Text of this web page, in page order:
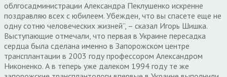
облгосадминистрации Александра Пеклушенко искренне
поздравляю всех с юбилеем. Убежден, что вы спасете еще не
одну сотню человеческих жизней”, – сказал Игорь Шишка.
Выступающие отмечали, что первая в Украине пересадка
сердца была сделана именно в Запорожском центре
трансплантации в 2003 году профессором Александром
Никоненко. А в теперь уже далеком 1994 году те же